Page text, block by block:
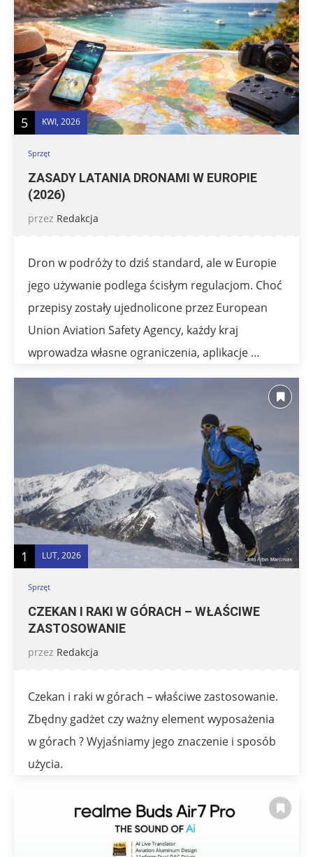
5 KWI, 2026
Sprzęt
ZASADY LATANIA DRONAMI W EUROPIE
(2026)
przez Redakcja
Dron w podróży to dziś standard, ale w Europie
jego używanie podlega ścisłym regulacjom. Choć
przepisy zostały ujednolicone przez European
Union Aviation Safety Agency, każdy kraj
wprowadza własne ograniczenia, aplikacje …
1 LUT, 2026
Sprzęt
CZEKAN I RAKI W GÓRACH – WŁAŚCIWE
ZASTOSOWANIE
przez Redakcja
Czekan i raki w górach – właściwe zastosowanie.
Zbędny gadżet czy ważny element wyposażenia
w górach ? Wyjaśniamy jego znaczenie i sposób
użycia.